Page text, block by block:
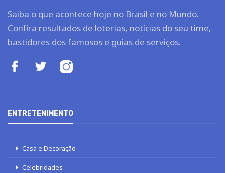
Saiba o que acontece hoje no Brasil e no Mundo.
Confira resultados de loterias, notícias do seu time,
bastidores dos famosos e guias de serviços.
ENTRETENIMENTO
Casa e Decoração
Celebridades